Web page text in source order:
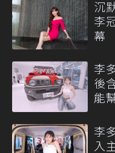
沉
李
幕
李
後
能
李
入